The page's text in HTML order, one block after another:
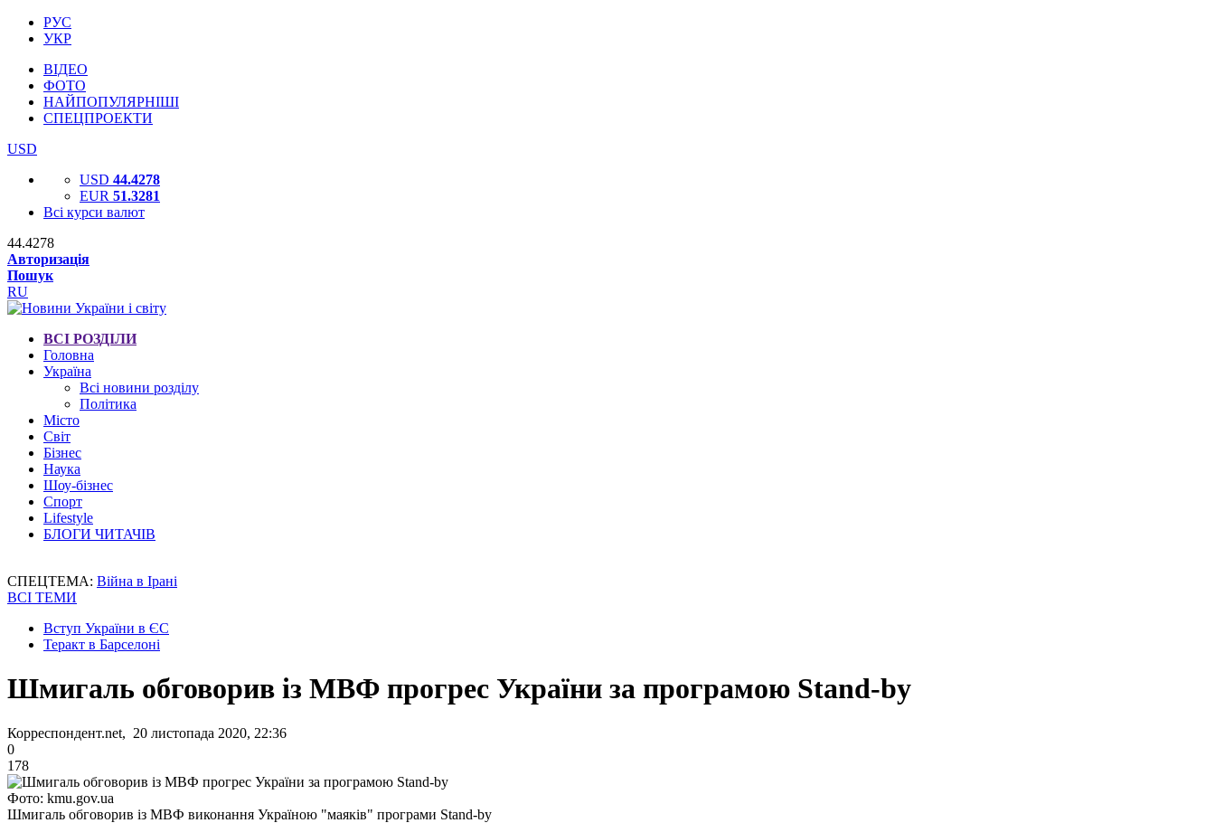
РУС
УКР
ВІДЕО
ФОТО
НАЙПОПУЛЯРНІШІ
СПЕЦПРОЕКТИ
USD
USD 44.4278
EUR 51.3281
Всі курси валют
44.4278
Авторизація
Пошук
RU
ВСІ РОЗДІЛИ
Головна
Україна
Всі новини розділу
Політика
Місто
Світ
Бізнес
Наука
Шоу-бізнес
Спорт
Lifestyle
БЛОГИ ЧИТАЧІВ
СПЕЦТЕМА: Війна в Ірані
ВСІ ТЕМИ
Вступ України в ЄС
Теракт в Барселоні
Шмигаль обговорив із МВФ прогрес України за програмою Stand-by
Корреспондент.net, 20 листопада 2020, 22:36
0
178
Фото: kmu.gov.ua
Шмигаль обговорив із МВФ виконання Україною "маяків" програми Stand-by